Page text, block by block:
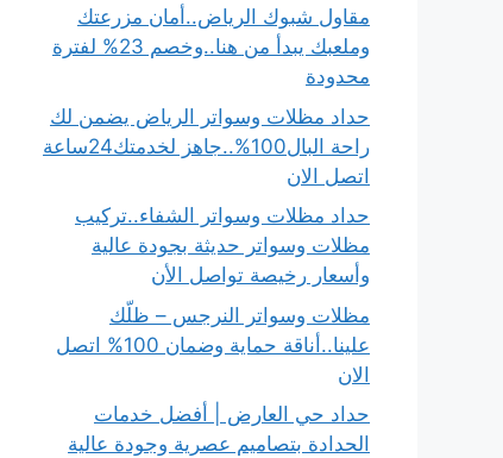
مقاول شبوك الرياض..أمان مزرعتك
وملعبك يبدأ من هنا..وخصم 23% لفترة
محدودة
حداد مظلات وسواتر الرياض يضمن لك
راحة البال100%..جاهز لخدمتك24ساعة
اتصل الان
حداد مظلات وسواتر الشفاء..تركيب
مظلات وسواتر حديثة بجودة عالية
وأسعار رخيصة تواصل الأن
مظلات وسواتر النرجس – ظلّك
علينا..أناقة حماية وضمان 100% اتصل
الان
حداد حي العارض | أفضل خدمات
الحدادة بتصاميم عصرية وجودة عالية